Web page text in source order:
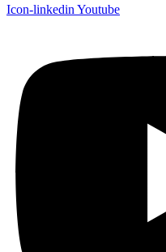
Icon-linkedin Youtube